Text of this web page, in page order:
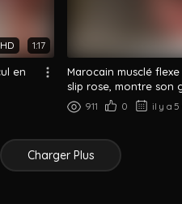
HD 1:17
en
Marocain musclé
slip rose, montre son
911 0 il y a
Charger Plus